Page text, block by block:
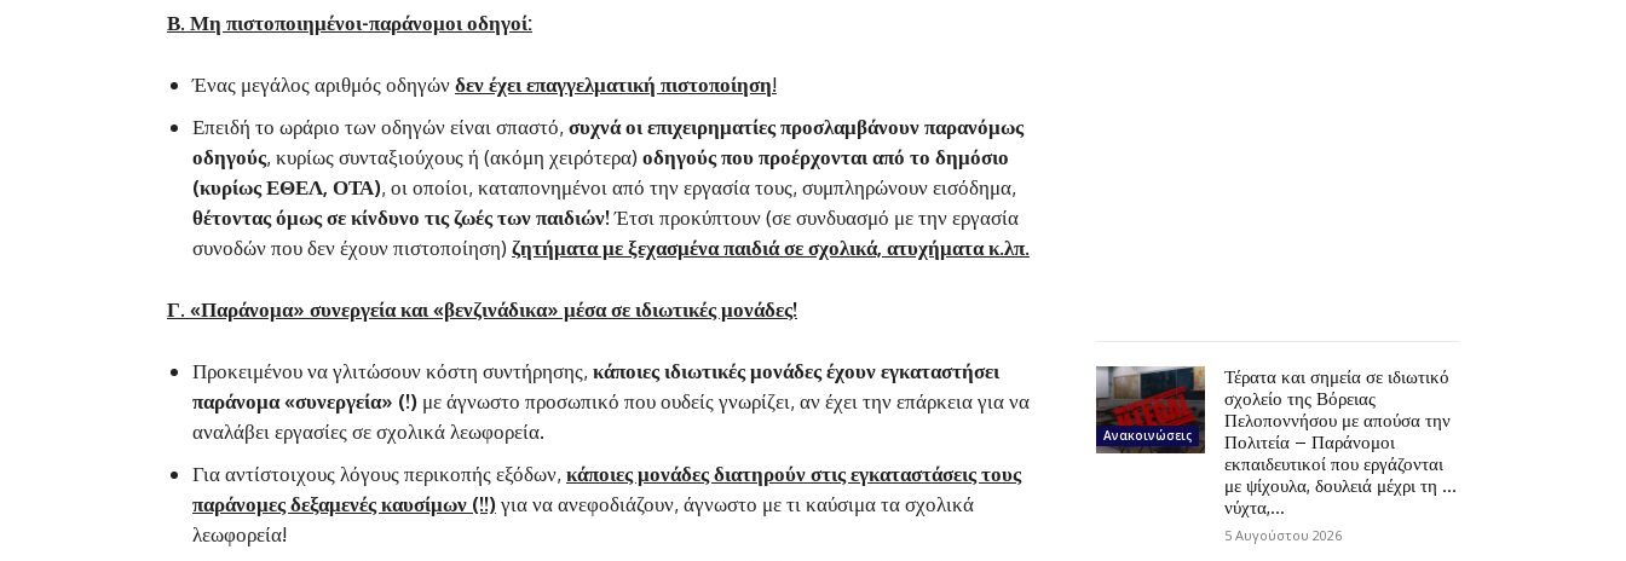
Β. Μη πιστοποιημένοι-παράνομοι οδηγοί:
Ένας μεγάλος αριθμός οδηγώνδεν έχει επαγγελματική πιστοποίηση!
Επειδή το ωράριο των οδηγών είναι σπαστό, συχνά οι επιχειρηματίες προσλαμβάνουν παρανόμως
οδηγούς, κυρίως συνταξιούχους ή (ακόμη χειρότερα) οδηγούς που προέρχονται από το δημόσιο
(κυρίως ΕΘΕΛ, ΟΤΑ), οι οποίοι, καταπονημένοι από την εργασία τους, συμπληρώνουν εισόδημα,
θέτοντας όμως σε κίνδυνο τις ζωές των παιδιών!Έτσι προκύπτουν (σε συνδυασμό με την εργασία
συνοδών που δεν έχουν πιστοποίηση) ζητήματα με ξεχασμένα παιδιά σε σχολικά, ατυχήματα κ.λπ.
Γ. «Παράνομα» συνεργεία και «βενζινάδικα» μέσα σε ιδιωτικές μονάδες!
Προκειμένου να γλιτώσουν κόστη συντήρησης, κάποιες ιδιωτικές μονάδες έχουν εγκαταστήσει
παράνομα «συνεργεία» (!) με άγνωστο προσωπικό που ουδείς γνωρίζει, αν έχει την επάρκεια για να
αναλάβει εργασίες σε σχολικά λεωφορεία.
Για αντίστοιχους λόγους περικοπής εξόδων, κάποιες μονάδες διατηρούν στις εγκαταστάσεις τους
παράνομες δεξαμενές καυσίμων (!!)για να ανεφοδιάζουν, άγνωστο με τι καύσιμα τα σχολικά
λεωφορεία!
Ανακοινώσεις
Τέρατα και σημεία σε ιδιωτικό
σχολείο της Βόρειας
Πελοποννήσου με απούσα την
Πολιτεία – Παράνομοι
εκπαιδευτικοί που εργάζονται
με ψίχουλα, δουλειά μέχρι τη …
νύχτα,...
5 Αυγούστου 2026